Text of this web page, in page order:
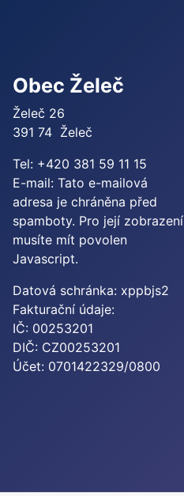
Obec Želeč
Želeč 26
391 74 Želeč
Tel: +420 381 59 11 15
E-mail: Tato e-mailová
adresa je chráněna před
spamboty. Pro její zobrazení
musíte mít povolen
Javascript.
Datová schránka: xppbjs2
Fakturační údaje:
IČ: 00253201
DIČ: CZ00253201
Účet: 0701422329/0800